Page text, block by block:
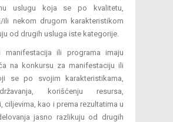
uslugu koja se po kvalitetu,
ili nekom drugom karakteristikom
od drugih usluga iste kategorije.
manifestacija ili programa imaju
na konkursu za manifestaciju ili
se po svojim karakteristikama,
korišćenju resursa,
ciljevima, kao i prema rezultatima u
jasno razlikuju od drugih